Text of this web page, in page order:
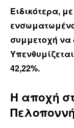
Ειδικότερα,
συμμετοχή να
42,22%.
Η αποχή